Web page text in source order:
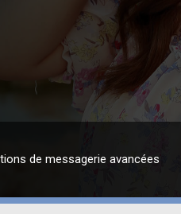
de messagerie avancées